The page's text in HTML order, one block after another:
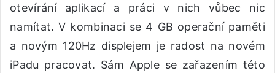
otevírání aplikací a práci v nich vůbec nic
namítat. V kombinaci se 4 GB operační paměti
a novým 120Hz displejem je radost na novém
iPadu pracovat. Sám Apple se zařazením této